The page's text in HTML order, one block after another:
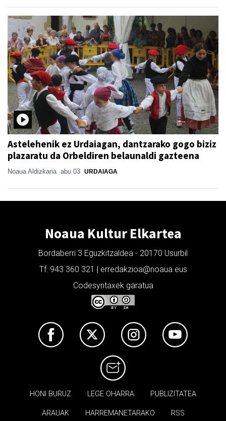
Astelehenik ez Urdaiagan, dantzarako gogo biziz
plazaratu da Orbeldiren belaunaldi gazteena
Noaua Aldizkaria abu 03 URDAIAGA
Noaua Kultur Elkartea
Bordaberri 3 Eguzkitzaldea - 20170 Usurbil
Tf: 943 360 321 | erredakzioa@noaua.eus
Codesyntaxek garatua
HONI BURUZ LEGE OHARRA PUBLIZITATEA
ARAUAK HARREMANETARAKO RSS